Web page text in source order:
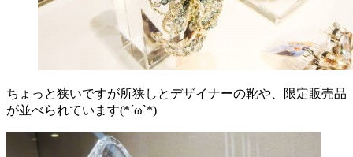
ちょっと狭いですが所狭しとデザイナーの靴や、限定販売品
が並べられています(*´ω`*)